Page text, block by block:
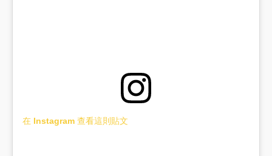
在 Instagram 查看這則貼文